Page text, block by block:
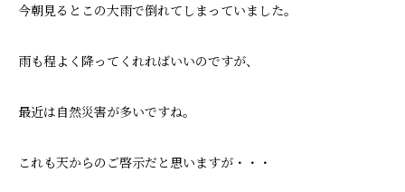
今朝見るとこの大雨で倒れてしまっていました。
雨も程よく降ってくれればいいのですが、
最近は自然災害が多いですね。
これも天からのご啓示だと思いますが・・・